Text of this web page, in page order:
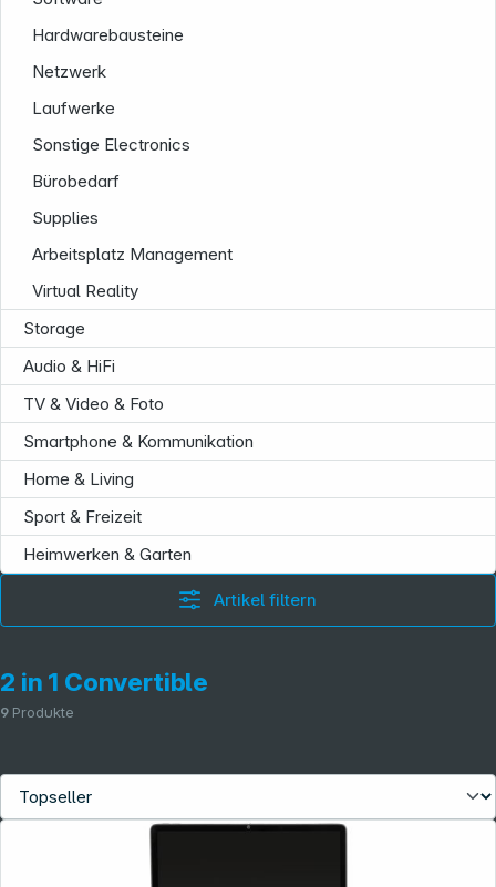
Hardwarebausteine
Netzwerk
Laufwerke
Sonstige Electronics
Bürobedarf
Supplies
Arbeitsplatz Management
Virtual Reality
Storage
Audio & HiFi
TV & Video & Foto
Smartphone & Kommunikation
Home & Living
Sport & Freizeit
Heimwerken & Garten
Artikel filtern
2 in 1 Convertible
9 Produkte
Folgen Sie uns auf